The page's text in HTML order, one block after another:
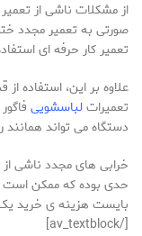
از مشکلات ناشی از
صورتی به تعمیر مجدد
تعمیر کار حرفه ای
علاوه بر این، استفاده
تعمیراتلباسشویی
دستگاه می تواند همانند
خرابی های مجدد ناشی از
حدی بوده که ممکن است
بایست هزینه ی خرید یک
[/av_textblock]